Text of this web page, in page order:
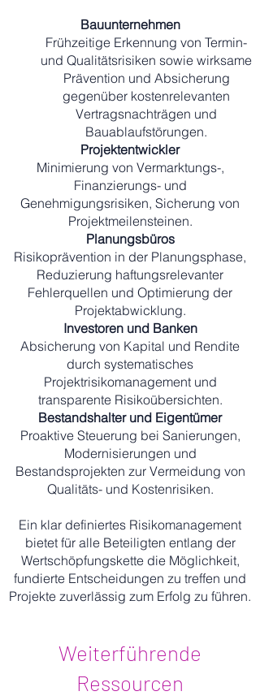
Bauunternehmen
Frühzeitige Erkennung von Termin-
und Qualitätsrisiken sowie wirksame
Prävention und Absicherung
gegenüber kostenrelevanten
Vertragsnachträgen und
Bauablaufstörungen.
Projektentwickler
Minimierung von Vermarktungs-,
Finanzierungs- und
Genehmigungsrisiken, Sicherung von
Projektmeilensteinen.
Planungsbüros
Risikoprävention in der Planungsphase,
Reduzierung haftungsrelevanter
Fehlerquellen und Optimierung der
Projektabwicklung.
Investoren und Banken
Absicherung von Kapital und Rendite
durch systematisches
Projektrisikomanagement und
transparente Risikoübersichten.
Bestandshalter und Eigentümer
Proaktive Steuerung bei Sanierungen,
Modernisierungen und
Bestandsprojekten zur Vermeidung von
Qualitäts- und Kostenrisiken.
Ein klar definiertes Risikomanagement
bietet für alle Beteiligten entlang der
Wertschöpfungskette die Möglichkeit,
fundierte Entscheidungen zu treffen und
Projekte zuverlässig zum Erfolg zu führen.
Weiterführende
Ressourcen